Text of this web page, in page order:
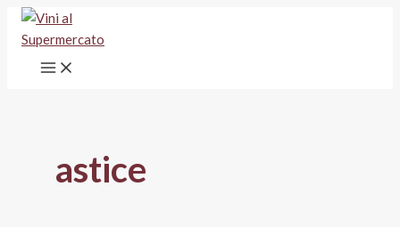
Vai
contenuto
astice